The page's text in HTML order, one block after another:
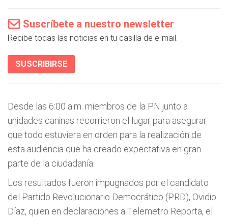
Suscríbete a nuestro newsletter
Recibe todas las noticias en tu casilla de e-mail.
SUSCRIBIRSE
Desde las 6:00 a.m. miembros de la PN junto a
unidades caninas recorrieron el lugar para asegurar
que todo estuviera en orden para la realización de
esta audiencia que ha creado expectativa en gran
parte de la ciudadanía.
Los resultados fueron impugnados por el candidato
del Partido Revolucionario Democrático (PRD), Ovidio
Díaz, quien en declaraciones a Telemetro Reporta, el